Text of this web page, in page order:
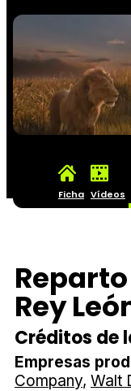
Ficha Vídeos
Rey
Créditos de
Empresas
Company Walt